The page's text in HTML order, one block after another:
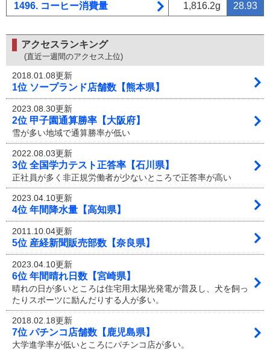
1496. コーヒー消費量 1,816.2g 28.93
アクセスランキング
(直近一週間のアクセス上位)
2018.01.08更新
1位 ソープランド店舗数【熊本県】
2023.08.30更新
2位 甲子園通算勝率【大阪府】
雪が多い地域で通算勝率が低い
2022.08.03更新
3位 全国学力テスト正答率【石川県】
正社員が多く非正規労働者が少ないところで正答率が高い
2023.04.10更新
4位 年間降水量【高知県】
2011.10.04更新
5位 産経新聞販売部数【奈良県】
2023.04.10更新
6位 年間晴れ日数【宮崎県】
晴れの日が多いところは住宅用太陽光発電が普及し、犬を飼っ
たりスポーツに励んだりする人が多い。
2018.02.18更新
7位 パチンコ店舗数【鹿児島県】
大学進学率が低いところにパチンコ店が多い。